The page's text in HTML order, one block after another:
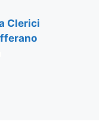
Clerici